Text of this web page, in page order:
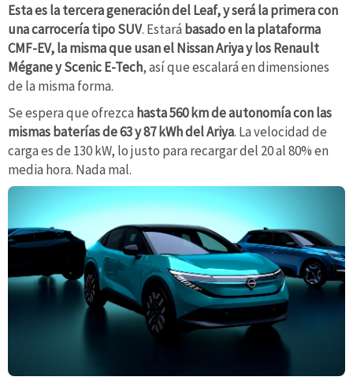
Esta es la tercera generación del Leaf, y será la primera con
una carrocería tipo SUV. Estará basado en la plataforma
CMF-EV, la misma que usan el Nissan Ariya y los Renault
Mégane y Scenic E-Tech, así que escalará en dimensiones
de la misma forma.
Se espera que ofrezca hasta 560 km de autonomía con las
mismas baterías de 63 y 87 kWh del Ariya. La velocidad de
carga es de 130 kW, lo justo para recargar del 20 al 80% en
media hora. Nada mal.